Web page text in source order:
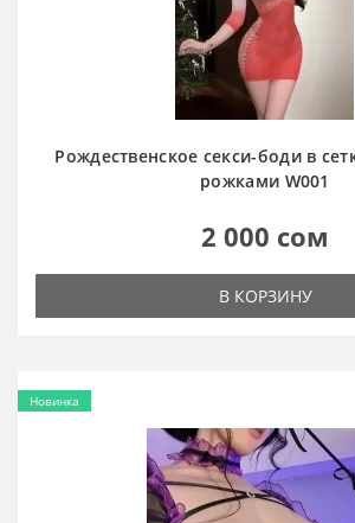
Рождественское секси-боди в
рожками W001
2 000 сом
В КОРЗИНУ
Новинка